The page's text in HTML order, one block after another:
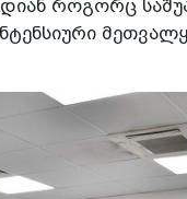
როგორც